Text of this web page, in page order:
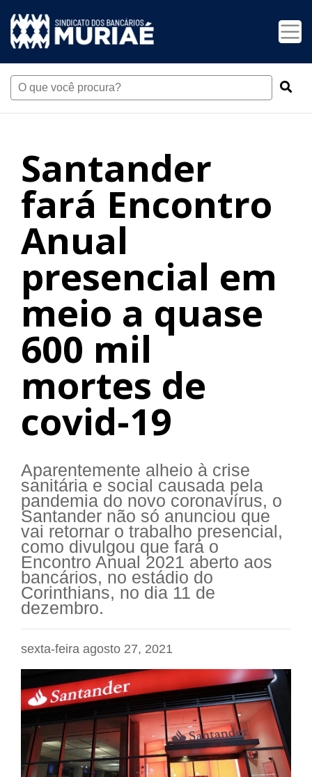
Santander
fará Encontro
Anual
presencial em
meio a quase
600 mil
mortes de
covid-19
Aparentemente alheio à crise
sanitária e social causada pela
pandemia do novo coronavírus, o
Santander não só anunciou que
vai retornar o trabalho presencial,
como divulgou que fará o
Encontro Anual 2021 aberto aos
bancários, no estádio do
Corinthians, no dia 11 de
dezembro.
sexta-feira agosto 27, 2021